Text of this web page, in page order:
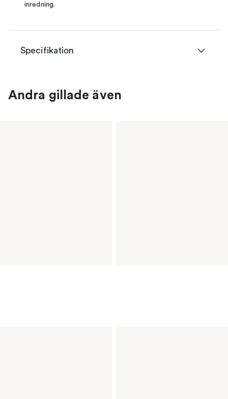
inredning.
Specifikation
Andra gillade även